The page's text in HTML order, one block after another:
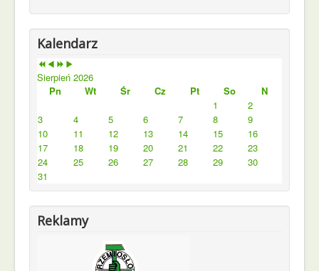
Kalendarz
Sierpień 2026
Pn
Wt Śr Cz Pt So
N
1
2
3
4 5 6 7 8
9
10
11 12 13 14 15
16
17
18 19 20 21 22
23
24
25 26 27 28 29
30
31
Reklamy